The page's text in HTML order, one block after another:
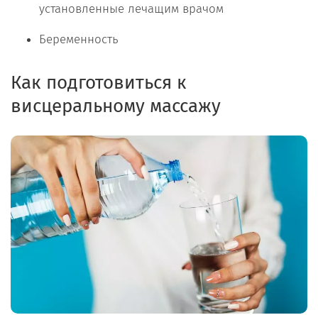
установленные лечащим врачом
Беременность
Как подготовиться к
висцеральному массажу